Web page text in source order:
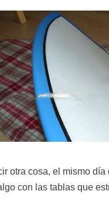
otra cosa, el mismo
con las tablas que